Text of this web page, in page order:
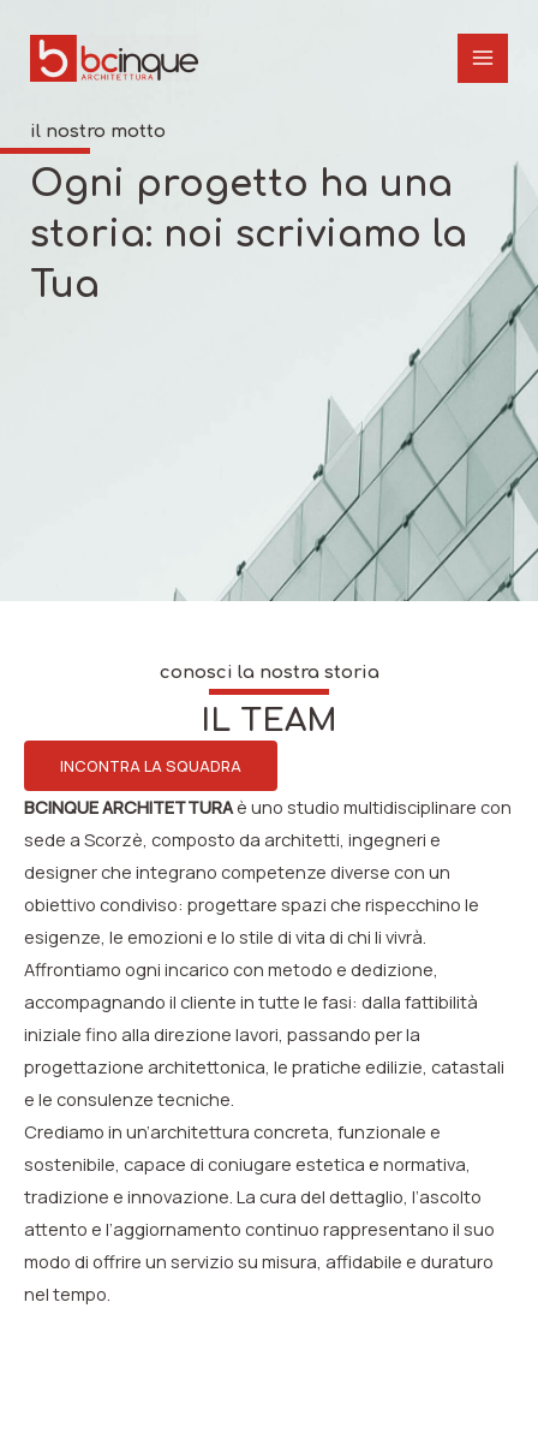
contenuto
il nostro motto
Ogni progetto ha una
storia: noi scriviamo la
Tua
conosci la nostra storia
IL TEAM
INCONTRA LA SQUADRA
BCINQUE ARCHITETTURAè uno studio multidisciplinare con
sede a Scorzè, composto da architetti, ingegneri e
designer che integrano competenze diverse con un
obiettivo condiviso: progettare spazi che rispecchino le
esigenze, le emozioni e lo stile di vita di chi li vivrà.
Affrontiamo ogni incarico con metodo e dedizione,
accompagnando il cliente in tutte le fasi: dalla fattibilità
iniziale fino alla direzione lavori, passando per la
progettazione architettonica, le pratiche edilizie, catastali
e le consulenze tecniche.
Crediamo in un’architettura concreta, funzionale e
sostenibile, capace di coniugare estetica e normativa,
tradizione e innovazione. La cura del dettaglio, l’ascolto
attento e l’aggiornamento continuo rappresentano il suo
modo di offrire un servizio su misura, affidabile e duraturo
nel tempo.